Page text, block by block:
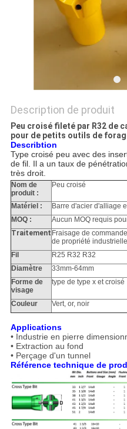
Description de produit
Peu croisé fileté par R32 de
pour de petits outils de
Describtion
Type croisé peu avec des
de fil. Il a un taux de
très droit.
Nom de
produit :
Peu croisé
Matériel :
Barre d'acier d'alliage
MOQ :
Aucun MOQ requis
Traitement Fraisage de
de propriété
Fil
R25 R32 R32
Diamètre
33mm-64mm
Forme de
visage
type de type x et croisé
Couleur Vert, or, noir
Applications
• Industrie en pierre
• Extraction au fond
• Perçage d'un tunnel
Référence technique de